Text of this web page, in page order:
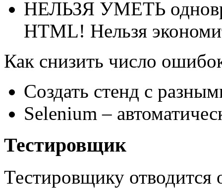
НЕЛЬЗЯ УМЕТЬ
HTML! Нельзя
Как снизить число
Создать стенд с
Selenium –
Тестировщик
Тестировщику отводится